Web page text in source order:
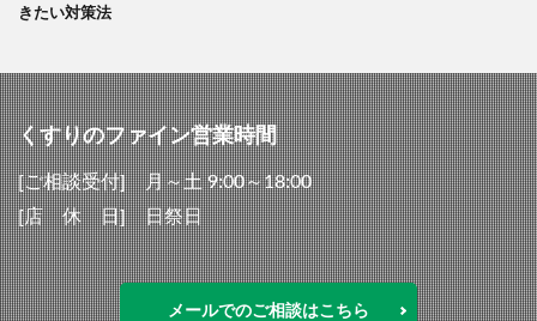
きたい対策法
くすりのファイン営業時間
[ご相談受付] 月～土 9:00～18:00
[店 休 日] 日祭日
メールでのご相談はこちら